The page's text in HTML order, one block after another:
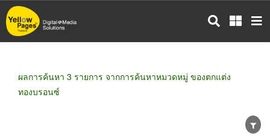
ข้าม
ไป
ผลการค้นหา 3 รายการ จากการค้นหาหมวดหมู่ ของตกแต่ง
ทองบรอนซ์